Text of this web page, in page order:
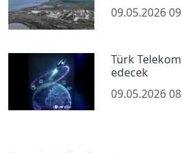
09.05.2026
Türk
edecek
09.05.2026